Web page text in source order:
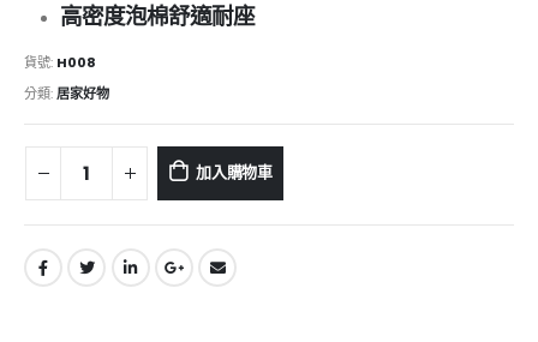
高密度泡棉舒適耐座
貨號: H008
分類:居家好物
加入購物車